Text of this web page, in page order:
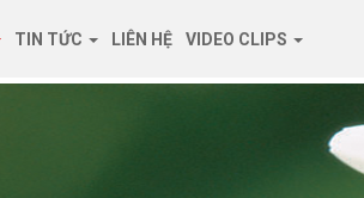
TIN TỨC LIÊN HỆ VIDEO CLIPS